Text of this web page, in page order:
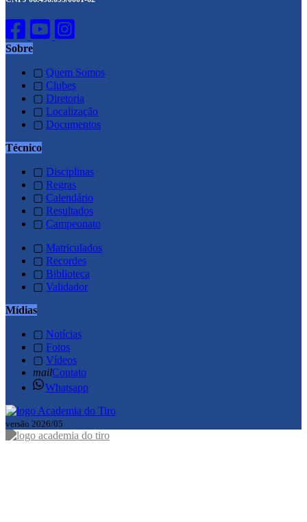
Sobre
▢ Quem Somos
▢ Clubes
▢ Diretoria
▢ Localização
▢ Documentos
Técnico
▢ Disciplinas
▢ Regras
▢ Calendário
▢ Resultados
▢ Campeonato
▢ Matriculados
▢ Recordes
▢ Biblioteca
▢ Validador
Mídias
▢ Notícias
▢ Fotos
▢ Vídeos
mailContato
Whatsapp
versão 2026/05